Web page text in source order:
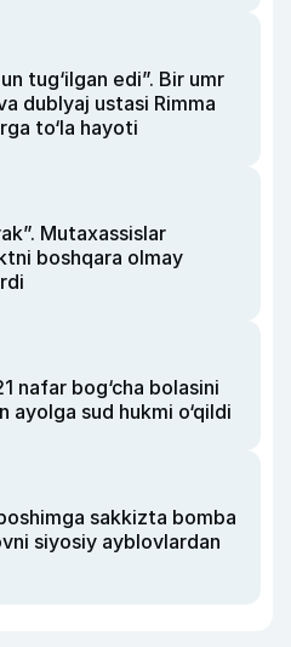
tug‘ilgan edi”. Bir umr
dublyaj ustasi Rimma
to‘la hayoti
Mutaxassislar
boshqara olmay
nafar bog‘cha bolasini
ayolga sud hukmi o‘qildi
sakkizta bomba
siyosiy ayblovlardan